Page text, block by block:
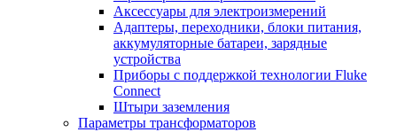
Аксессуары для электроизмерений
Адаптеры, переходники, блоки питания,
аккумуляторные батареи, зарядные
устройства
Приборы с поддержкой технологии Fluke
Connect
Штыри заземления
Параметры трансформаторов